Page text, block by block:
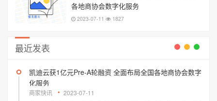
各地商协会数字化服务
2023-07-11 1827
最近发表
凯迪云获1亿元Pre-A轮融资 全面布局全国各地商协会数字
化服务
商家快讯 2023-07-11